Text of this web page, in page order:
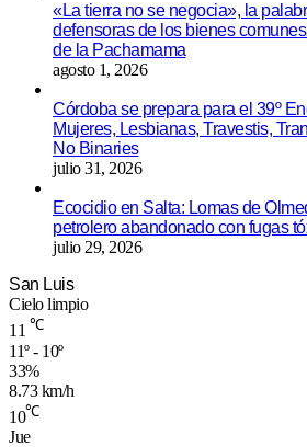
«La tierra no se negocia», la
defensoras de los bienes
de la Pachamama
agosto 1, 2026
Córdoba se prepara para el 39º
Mujeres, Lesbianas, Travestis,
No Binaries
julio 31, 2026
Ecocidio en Salta: Lomas de
petrolero abandonado con fugas
julio 29, 2026
San Luis
Cielo limpio
11 ℃
11º - 10º
33%
8.73 km/h
10℃
Jue